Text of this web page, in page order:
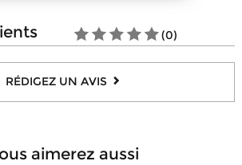
(0)
RÉDIGEZ UN AVIS
vous aimerez aussi